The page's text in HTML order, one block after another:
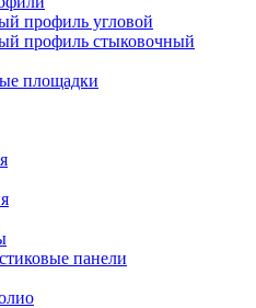
профиль угловой
профиль стыковочный
площадки
панели